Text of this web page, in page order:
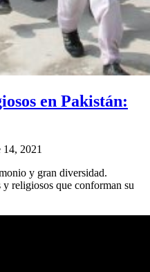
en Pakistán:
2021
y gran diversidad.
religiosos que conforman su